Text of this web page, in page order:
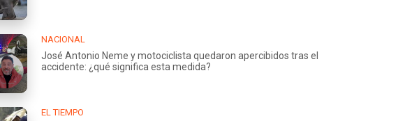
NACIONAL
José Antonio Neme y motociclista quedaron apercibidos tras el
accidente: ¿qué significa esta medida?
EL TIEMPO